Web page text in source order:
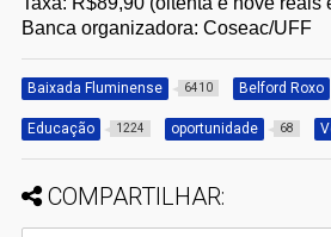
Banca organizadora: Coseac/UFF
Baixada Fluminense 6410 Belford Roxo
Educação 1224 oportunidade 68
COMPARTILHAR: